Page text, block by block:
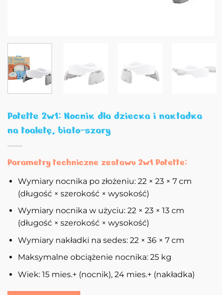
Potette 2w1: Nocnik dla dziecka i nakładka
na toaletę, biało-szary
Parametry techniczne zestawu 2w1 Potette:
Wymiary nocnika po złożeniu: 22 × 23 × 7 cm
(długość × szerokość × wysokość)
Wymiary nocnika w użyciu: 22 × 23 × 13 cm
(długość × szerokość × wysokość)
Wymiary nakładki na sedes: 22 × 36 × 7 cm
Maksymalne obciążenie nocnika: 25 kg
Wiek: 15 mies.+ (nocnik), 24 mies.+ (nakładka)